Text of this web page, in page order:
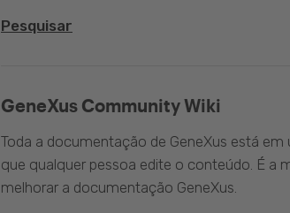
GeneXus Community Wiki
Toda a documentação de GeneXus está
que qualquer pessoa edite o conteúdo. É a
melhorar a documentação GeneXus.
Pesquisar